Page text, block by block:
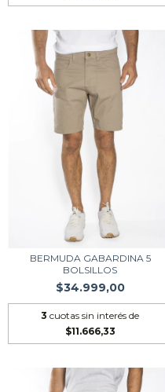
BERMUDA GABARDINA 5
BOLSILLOS
$34.999,00
3 cuotas sin interés de
$11.666,33